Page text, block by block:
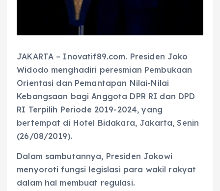
JAKARTA – Inovatif89.com. Presiden Joko
Widodo menghadiri peresmian Pembukaan
Orientasi dan Pemantapan Nilai-Nilai
Kebangsaan bagi Anggota DPR RI dan DPD
RI Terpilih Periode 2019-2024, yang
bertempat di Hotel Bidakara, Jakarta, Senin
(26/08/2019).
Dalam sambutannya, Presiden Jokowi
menyoroti fungsi legislasi para wakil rakyat
dalam hal membuat regulasi.